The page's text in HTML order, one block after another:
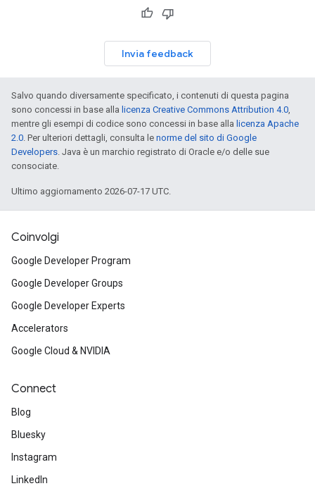
Invia feedback
Salvo quando diversamente specificato, i contenuti di questa pagina
sono concessi in base alla licenza Creative Commons Attribution 4.0,
mentre gli esempi di codice sono concessi in base alla licenza Apache
2.0. Per ulteriori dettagli, consulta le norme del sito di Google
Developers. Java è un marchio registrato di Oracle e/o delle sue
consociate.
Ultimo aggiornamento 2026-07-17 UTC.
Coinvolgi
Google Developer Program
Google Developer Groups
Google Developer Experts
Accelerators
Google Cloud & NVIDIA
Connect
Blog
Bluesky
Instagram
LinkedIn